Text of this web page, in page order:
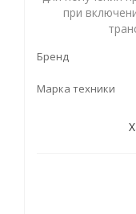
при
Бренд
Марка техники